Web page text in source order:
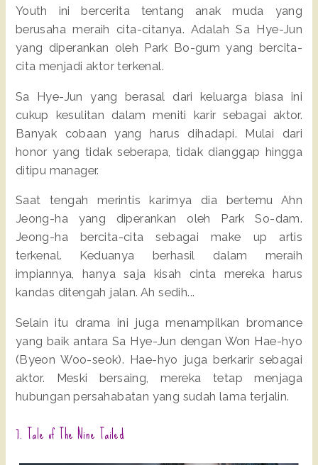
Youth ini bercerita tentang anak muda yang
berusaha meraih cita-citanya. Adalah Sa Hye-Jun
yang diperankan oleh Park Bo-gum yang bercita-
cita menjadi aktor terkenal.
Sa Hye-Jun yang berasal dari keluarga biasa ini
cukup kesulitan dalam meniti karir sebagai aktor.
Banyak cobaan yang harus dihadapi. Mulai dari
honor yang tidak seberapa, tidak dianggap hingga
ditipu manager.
Saat tengah merintis karirnya dia bertemu Ahn
Jeong-ha yang diperankan oleh Park So-dam.
Jeong-ha bercita-cita sebagai make up artis
terkenal. Keduanya berhasil dalam meraih
impiannya, hanya saja kisah cinta mereka harus
kandas ditengah jalan. Ah sedih...
Selain itu drama ini juga menampilkan bromance
yang baik antara Sa Hye-Jun dengan Won Hae-hyo
(Byeon Woo-seok). Hae-hyo juga berkarir sebagai
aktor. Meski bersaing, mereka tetap menjaga
hubungan persahabatan yang sudah lama terjalin.
7. Tale of The Nine Tailed